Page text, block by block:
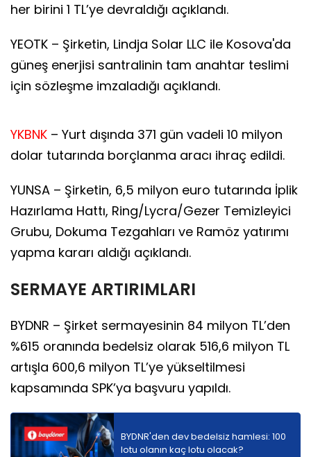
her birini 1 TL’ye devraldığı açıklandı.
YEOTK – Şirketin, Lindja Solar LLC ile Kosova'da
güneş enerjisi santralinin tam anahtar teslimi
için sözleşme imzaladığı açıklandı.
YKBNK – Yurt dışında 371 gün vadeli 10 milyon
dolar tutarında borçlanma aracı ihraç edildi.
YUNSA – Şirketin, 6,5 milyon euro tutarında İplik
Hazırlama Hattı, Ring/Lycra/Gezer Temizleyici
Grubu, Dokuma Tezgahları ve Ramöz yatırımı
yapma kararı aldığı açıklandı.
SERMAYE ARTIRIMLARI
BYDNR – Şirket sermayesinin 84 milyon TL’den
%615 oranında bedelsiz olarak 516,6 milyon TL
artışla 600,6 milyon TL’ye yükseltilmesi
kapsamında SPK’ya başvuru yapıldı.
BYDNR'den dev bedelsiz hamlesi: 100
lotu olanın kaç lotu olacak?